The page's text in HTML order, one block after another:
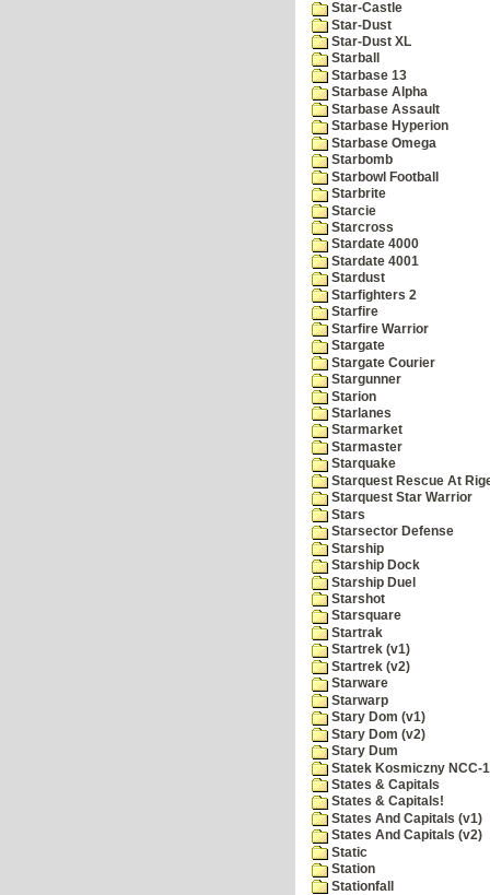
Star-Castle
Star-Dust
Star-Dust XL
Starball
Starbase 13
Starbase Alpha
Starbase Assault
Starbase Hyperion
Starbase Omega
Starbomb
Starbowl Football
Starbrite
Starcie
Starcross
Stardate 4000
Stardate 4001
Stardust
Starfighters 2
Starfire
Starfire Warrior
Stargate
Stargate Courier
Stargunner
Starion
Starlanes
Starmarket
Starmaster
Starquake
Starquest Rescue At
Starquest Star Warrior
Stars
Starsector Defense
Starship
Starship Dock
Starship Duel
Starshot
Starsquare
Startrak
Startrek (v1)
Startrek (v2)
Starware
Starwarp
Stary Dom (v1)
Stary Dom (v2)
Stary Dum
Statek Kosmiczny NCC-
States & Capitals
States & Capitals!
States And Capitals (v1)
States And Capitals (v2)
Static
Station
Stationfall